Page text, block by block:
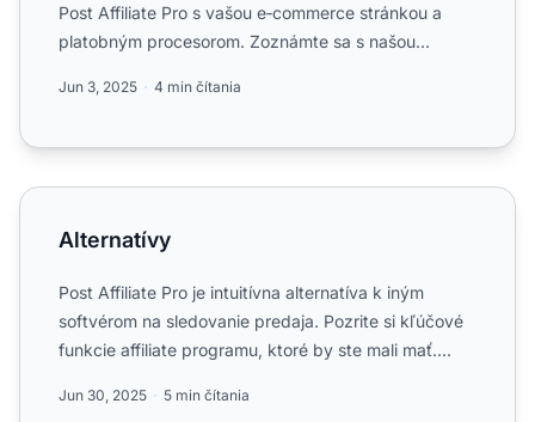
Post Affiliate Pro s vašou e‑commerce stránkou a
platobným procesorom. Zoznámte sa s našou
Jun 3, 2025 4 min čítania
Alternatívy
Alternatívy
Post Affiliate Pro je intuitívna alternatíva k iným
softvérom na sledovanie predaja. Pozrite si kľúčové
funkcie affiliate programu, ktoré by ste mali mať....
Jun 30, 2025 5 min čítania